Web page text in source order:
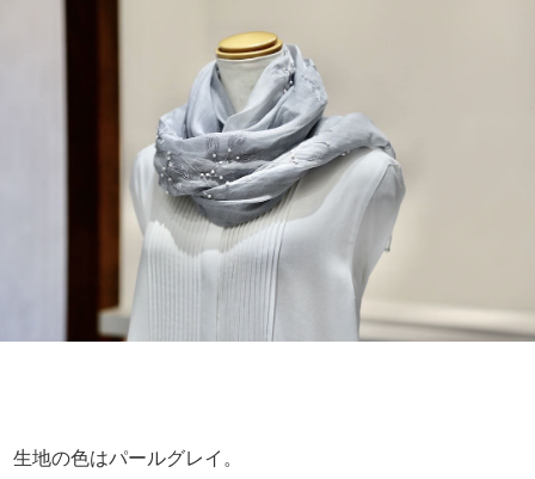
生地の色はパールグレイ。